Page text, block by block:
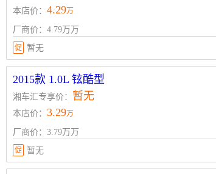
本店价： 4.29万
厂商价：4.79万万
促 暂无
2015款 1.0L 铉酷型
湘车汇专享价： 暂无
本店价： 3.29万
厂商价：3.79万万
促 暂无